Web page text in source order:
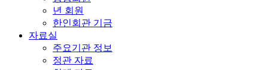
년 회원
한인회관 기금
자료실
주요기관 정보
정관 자료